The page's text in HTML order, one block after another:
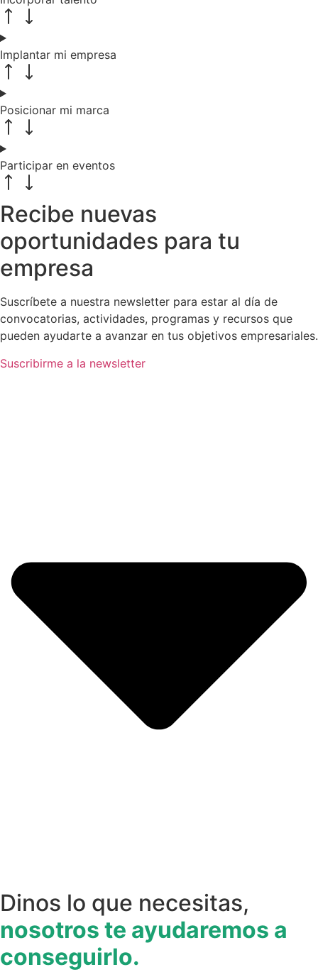
Implantar mi empresa
Posicionar mi marca
Participar en eventos
Recibe nuevas
oportunidades para tu
empresa
Suscríbete a nuestra newsletter para estar al día de
convocatorias, actividades, programas y recursos que
pueden ayudarte a avanzar en tus objetivos empresariales.
Suscribirme a la newsletter
Dinos lo que necesitas,
nosotros te ayudaremos a
conseguirlo.